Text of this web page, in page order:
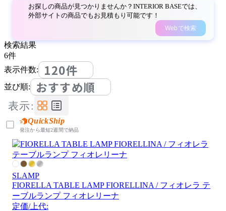
お探しの商品が見つかりませんか？INTERIOR BASEでは、
外部サイトの商品でもお見積もり可能です！
Webで検索
検索結果
6件
表示件数:
120件
並び順: おすすめ順
表示:
QuickShip
発注から最短2週間で納品
SLAMP
FIORELLA TABLE LAMP FIORELLINA / フィオレラ テ
ーブルランプ フィオレリーナ
定価/上代: